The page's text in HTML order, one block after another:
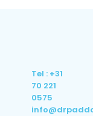
Tel : +31
70 221
0575